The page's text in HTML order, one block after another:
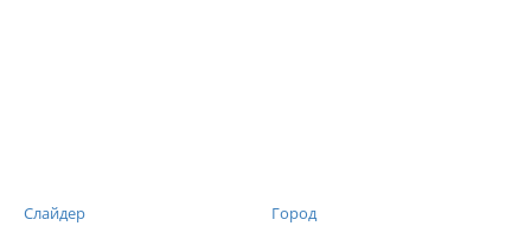
Слайдер Город